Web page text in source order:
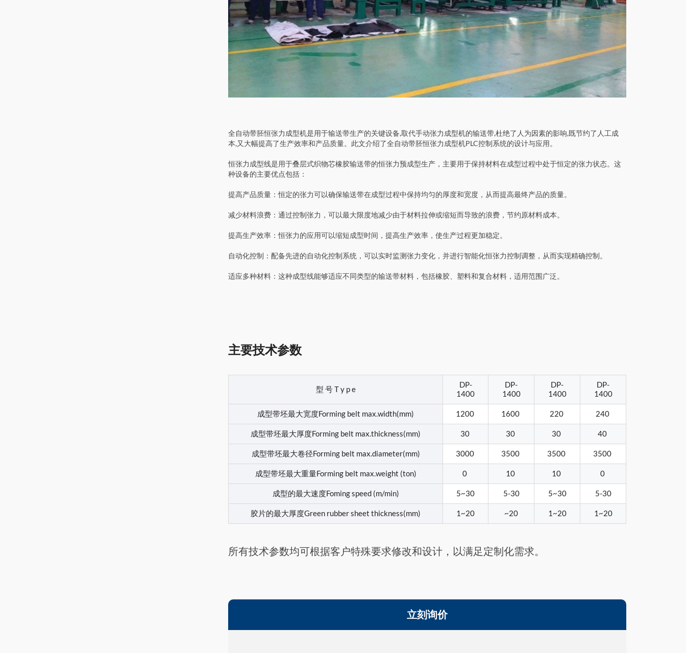
全自动带胚恒张力成型机是用于输送带生产的关键设备,取代手动张力成型机的输送带,杜绝了人为因素的影响,既节约了人工成
本,又大幅提高了生产效率和产品质量。此文介绍了全自动带胚恒张力成型机PLC控制系统的设计与应用。
恒张力成型线是用于叠层式织物芯橡胶输送带的恒张力预成型生产，主要用于保持材料在成型过程中处于恒定的张力状态。这
种设备的主要优点包括：
提高产品质量：恒定的张力可以确保输送带在成型过程中保持均匀的厚度和宽度，从而提高最终产品的质量。
减少材料浪费：通过控制张力，可以最大限度地减少由于材料拉伸或缩短而导致的浪费，节约原材料成本。
提高生产效率：恒张力的应用可以缩短成型时间，提高生产效率，使生产过程更加稳定。
自动化控制：配备先进的自动化控制系统，可以实时监测张力变化，并进行智能化恒张力控制调整，从而实现精确控制。
适应多种材料：这种成型线能够适应不同类型的输送带材料，包括橡胶、塑料和复合材料，适用范围广泛。
主要技术参数
型 号 T y p e
DP-
1400
DP-
1400
DP-
1400
DP-
1400
成型带坯最大宽度Forming belt max.width(mm) 1200 1600 220 240
成型带坯最大厚度Forming belt max.thickness(mm) 30 30 30 40
成型带坯最大卷径Forming belt max.diameter(mm) 3000 3500 3500 3500
成型带坯最大重量Forming belt max.weight (ton) 0 10 10 0
成型的最大速度Foming speed (m/min) 5~30 5-30 5~30 5-30
胶片的最大厚度Green rubber sheet thickness(mm) 1~20 ~20 1~20 1~20
所有技术参数均可根据客户特殊要求修改和设计，以满足定制化需求。
立刻询价